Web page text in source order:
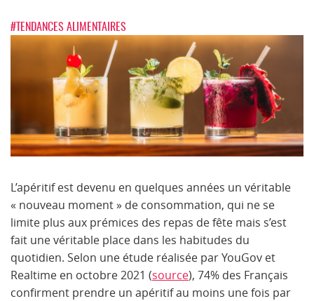
#TENDANCES ALIMENTAIRES
L’apéritif est devenu en quelques années un véritable
« nouveau moment » de consommation, qui ne se
limite plus aux prémices des repas de fête mais s’est
fait une véritable place dans les habitudes du
quotidien. Selon une étude réalisée par YouGov et
Realtime en octobre 2021 (source), 74% des Français
confirment prendre un apéritif au moins une fois par